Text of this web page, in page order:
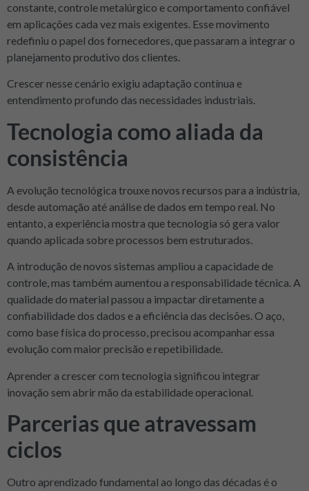
constante, controle metalúrgico e comportamento confiável
em aplicações cada vez mais exigentes. Esse movimento
redefiniu o papel dos fornecedores, que passaram a integrar o
planejamento produtivo dos clientes.
Crescer nesse cenário exigiu adaptação contínua e
entendimento profundo das necessidades industriais.
Tecnologia como aliada da
consistência
A evolução tecnológica trouxe novos recursos para a indústria,
desde automação até análise de dados em tempo real. No
entanto, a experiência mostra que tecnologia só gera valor
quando aplicada sobre processos bem estruturados.
A introdução de novos sistemas ampliou a capacidade de
controle, mas também aumentou a responsabilidade técnica. A
qualidade do material passou a impactar diretamente a
confiabilidade dos dados e a eficiência das decisões. O aço,
como base física do processo, precisou acompanhar essa
evolução com maior precisão e repetibilidade.
Aprender a crescer com tecnologia significou integrar
inovação sem abrir mão da estabilidade operacional.
Parcerias que atravessam
ciclos
Outro aprendizado fundamental ao longo das décadas é o